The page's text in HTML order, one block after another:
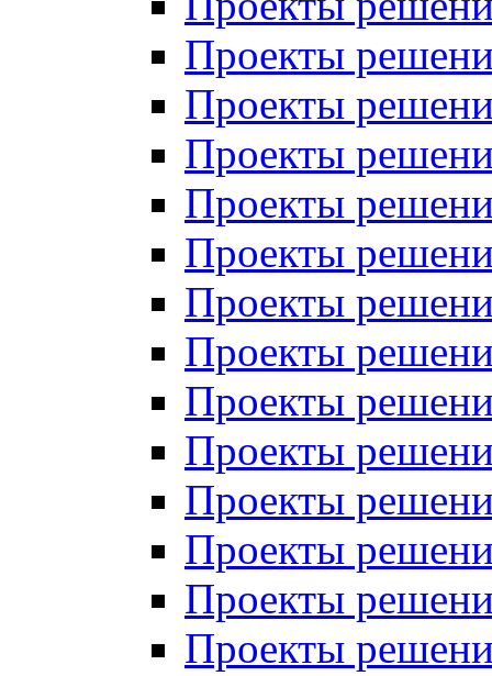
Проекты
Проекты
Проекты
Проекты
Проекты
Проекты
Проекты
Проекты
Проекты
Проекты
Проекты
Проекты
Проекты